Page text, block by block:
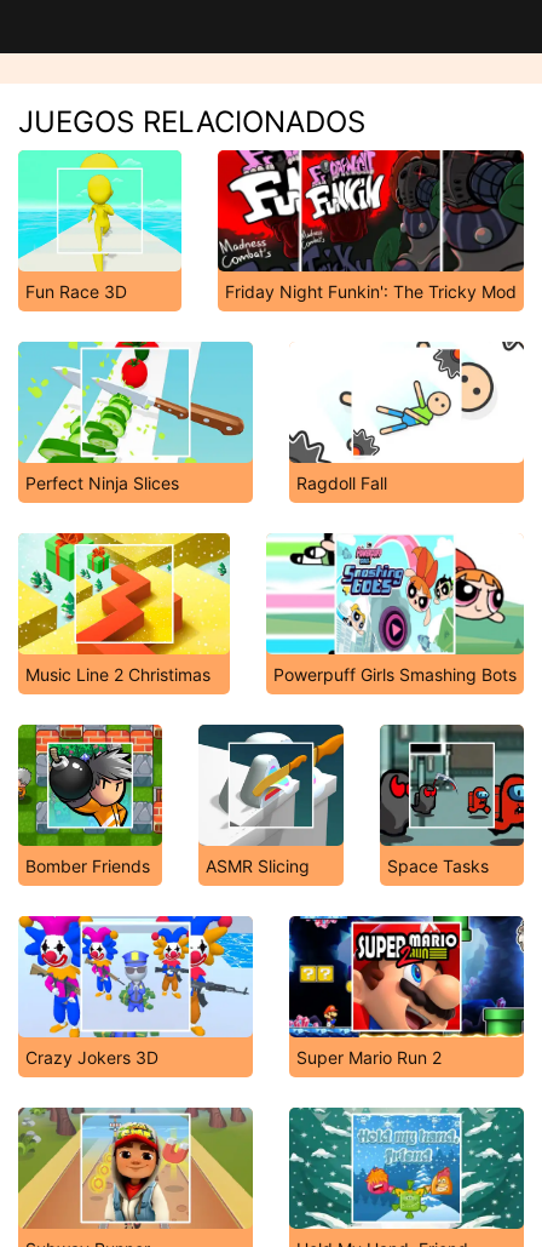
JUEGOS RELACIONADOS
Fun Race 3D Friday Night Funkin': The Tricky Mod
Perfect Ninja Slices Ragdoll Fall
Music Line 2 Christimas Powerpuff Girls Smashing Bots
Bomber Friends ASMR Slicing Space Tasks
Crazy Jokers 3D Super Mario Run 2